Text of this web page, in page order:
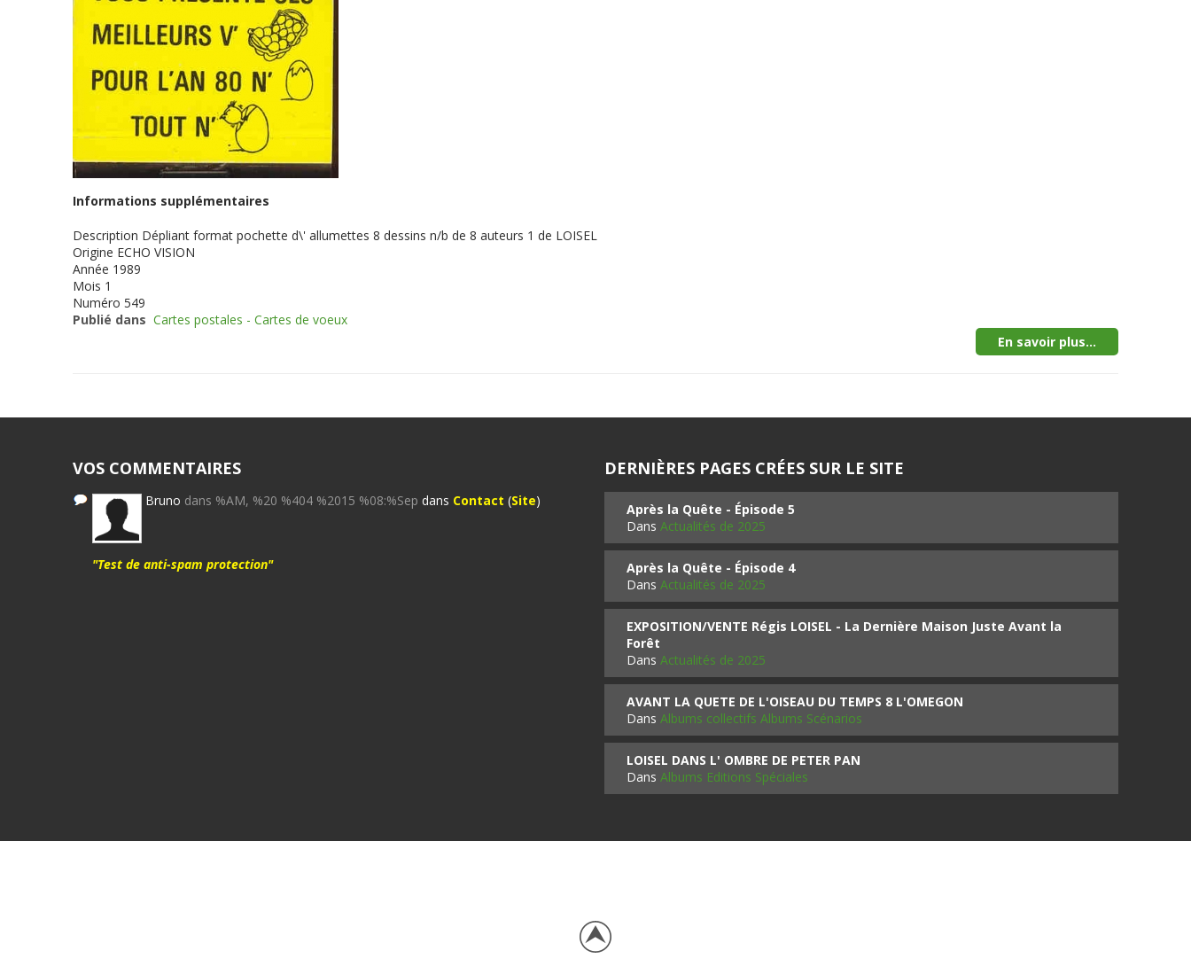
Informations supplémentaires
Description Dépliant format pochette d\' allumettes 8 dessins n/b de 8 auteurs 1 de LOISEL
Origine ECHO VISION
Année 1989
Mois 1
Numéro 549
Publié dans Cartes postales - Cartes de voeux
En savoir plus...
VOS COMMENTAIRES
Bruno dans %AM, %20 %404 %2015 %08:%Sep dans Contact (Site)
"Test de anti-spam protection"
DERNIÈRES PAGES CRÉES SUR LE SITE
Après la Quête - Épisode 5
Dans Actualités de 2025
Après la Quête - Épisode 4
Dans Actualités de 2025
EXPOSITION/VENTE Régis LOISEL - La Dernière Maison Juste Avant la
Forêt
Dans Actualités de 2025
AVANT LA QUETE DE L'OISEAU DU TEMPS 8 L'OMEGON
Dans Albums collectifs Albums Scénarios
LOISEL DANS L' OMBRE DE PETER PAN
Dans Albums Editions Spéciales